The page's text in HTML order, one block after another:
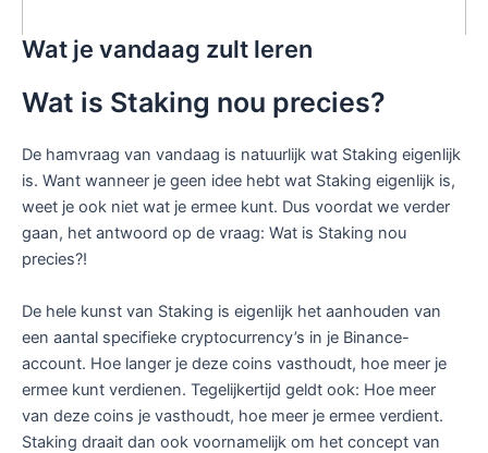
Wat je vandaag zult leren
Wat is Staking nou precies?
De hamvraag van vandaag is natuurlijk wat Staking eigenlijk
is. Want wanneer je geen idee hebt wat Staking eigenlijk is,
weet je ook niet wat je ermee kunt. Dus voordat we verder
gaan, het antwoord op de vraag: Wat is Staking nou
precies?!
De hele kunst van Staking is eigenlijk het aanhouden van
een aantal specifieke cryptocurrency’s in je Binance-
account. Hoe langer je deze coins vasthoudt, hoe meer je
ermee kunt verdienen. Tegelijkertijd geldt ook: Hoe meer
van deze coins je vasthoudt, hoe meer je ermee verdient.
Staking draait dan ook voornamelijk om het concept van